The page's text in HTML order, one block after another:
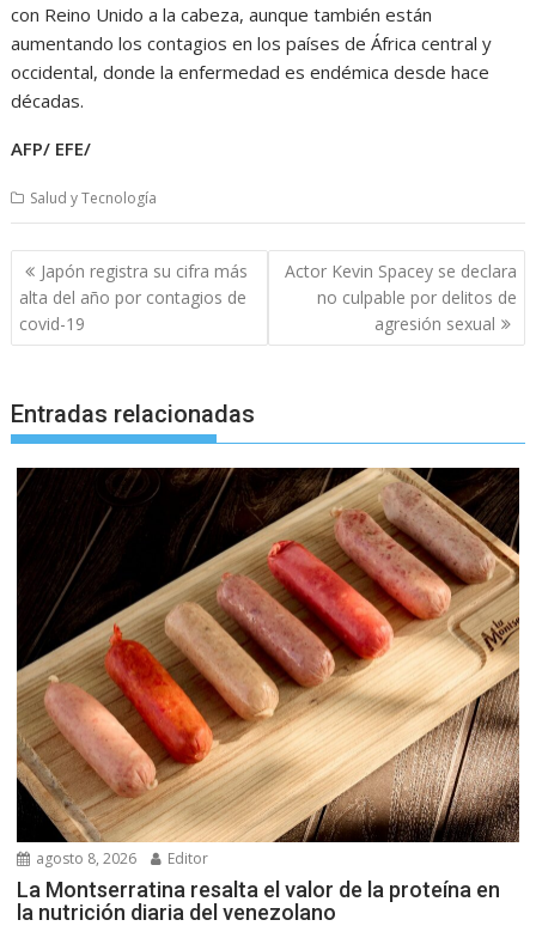
con Reino Unido a la cabeza, aunque también están
aumentando los contagios en los países de África central y
occidental, donde la enfermedad es endémica desde hace
décadas.
AFP/ EFE/
Salud y Tecnología
Navegación
de
entradas
Japón registra su cifra más
alta del año por contagios de
covid-19
Actor Kevin Spacey se declara
no culpable por delitos de
agresión sexual
Entradas relacionadas
agosto 8, 2026 Editor
La Montserratina resalta el valor de la proteína en
la nutrición diaria del venezolano